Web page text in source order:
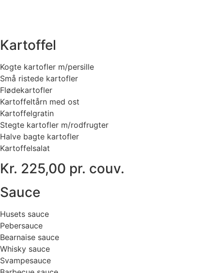
Kartoffel
Kogte kartofler m/persille
Små ristede kartofler
Flødekartofler
Kartoffeltårn med ost
Kartoffelgratin
Stegte kartofler m/rodfrugter
Halve bagte kartofler
Kartoffelsalat
Kr. 225,00 pr. couv.
Sauce
Husets sauce
Pebersauce
Bearnaise sauce
Whisky sauce
Svampesauce